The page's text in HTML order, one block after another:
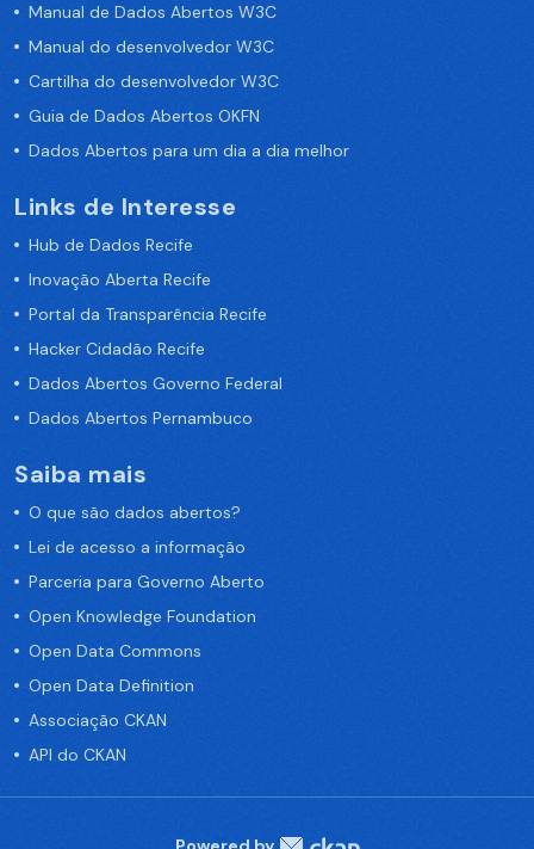
Manual de Dados Abertos W3C
Manual do desenvolvedor W3C
Cartilha do desenvolvedor W3C
Guia de Dados Abertos OKFN
Dados Abertos para um dia a dia melhor
Links de Interesse
Hub de Dados Recife
Inovação Aberta Recife
Portal da Transparência Recife
Hacker Cidadão Recife
Dados Abertos Governo Federal
Dados Abertos Pernambuco
Saiba mais
O que são dados abertos?
Lei de acesso a informação
Parceria para Governo Aberto
Open Knowledge Foundation
Open Data Commons
Open Data Definition
Associação CKAN
API do CKAN